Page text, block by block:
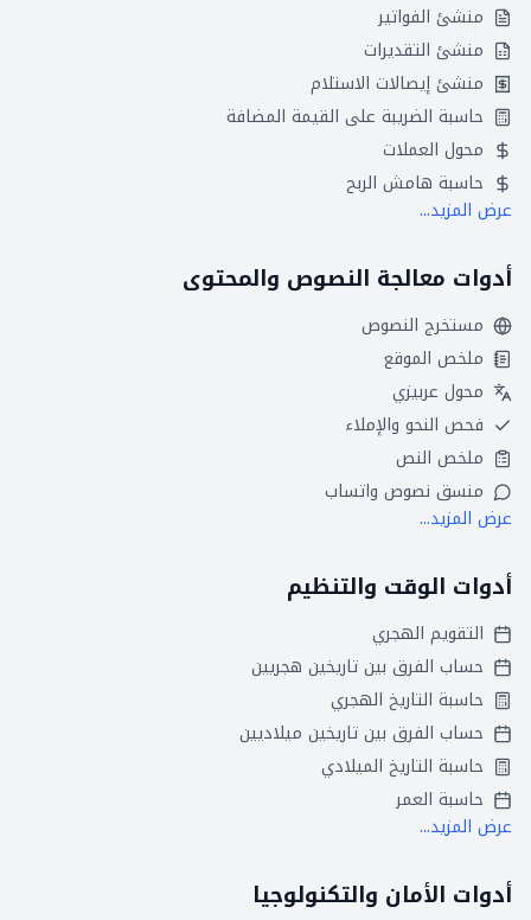
منشئ الفواتير
منشئ التقديرات
منشئ إيصالات الاستلام
حاسبة الضريبة على القيمة المضافة
محول العملات
حاسبة هامش الربح
عرض المزيد...
أدوات معالجة النصوص والمحتوى
مستخرج النصوص
ملخص الموقع
محول عربيزي
فحص النحو والإملاء
ملخص النص
منسق نصوص واتساب
عرض المزيد...
أدوات الوقت والتنظيم
التقويم الهجري
حساب الفرق بين تاريخين هجريين
حاسبة التاريخ الهجري
حساب الفرق بين تاريخين ميلاديين
حاسبة التاريخ الميلادي
حاسبة العمر
عرض المزيد...
أدوات الأمان والتكنولوجيا